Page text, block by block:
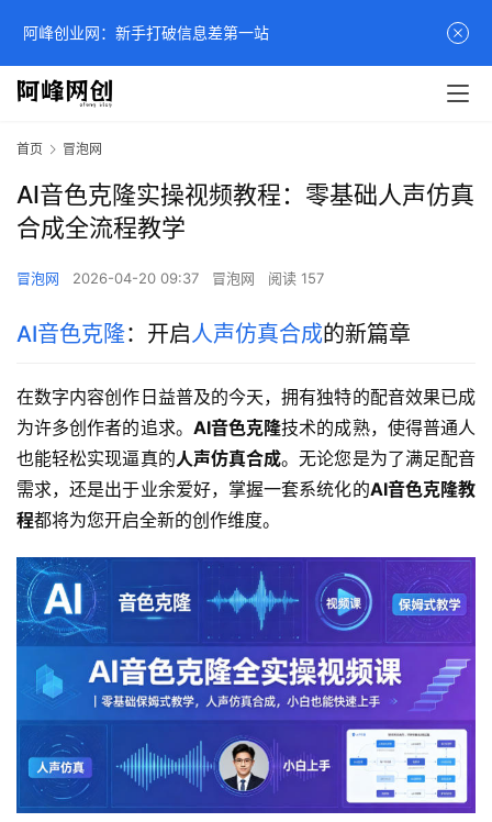
首页 冒泡网
AI音色克隆实操视频教程：零基础人声仿真
合成全流程教学
冒泡网 2026-04-20 09:37 冒泡网 阅读 157
AI音色克隆：开启人声仿真合成的新篇章
在数字内容创作日益普及的今天，拥有独特的配音效果已成
为许多创作者的追求。 AI音色克隆技术的成熟，使得普通人
也能轻松实现逼真的人声仿真合成。无论您是为了满足配音
需求，还是出于业余爱好，掌握一套系统化的AI音色克隆教
程都将为您开启全新的创作维度。
阿峰创业网：新手打破信息差第一站